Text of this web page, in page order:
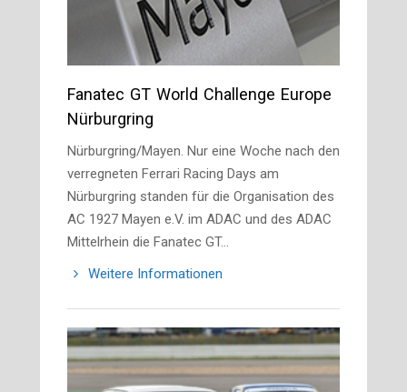
Fanatec GT World Challenge Europe
Nürburgring
Nürburgring/Mayen. Nur eine Woche nach den
verregneten Ferrari Racing Days am
Nürburgring standen für die Organisation des
AC 1927 Mayen e.V. im ADAC und des ADAC
Mittelrhein die Fanatec GT…
Weitere Informationen